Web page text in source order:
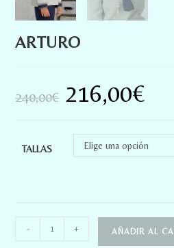
ARTURO
240,00€ 216,00€
TALLAS Elige una opción
- + AÑADIR AL